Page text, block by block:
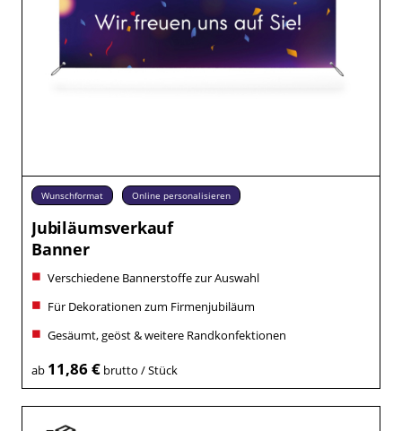
Wunschformat Online personalisieren
Jubiläumsverkauf
Banner
Verschiedene Bannerstoffe zur Auswahl
Für Dekorationen zum Firmenjubiläum
Gesäumt, geöst & weitere Randkonfektionen
ab 11,86 €brutto / Stück